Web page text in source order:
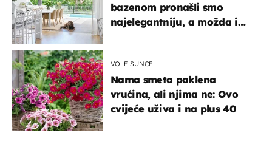
bazenom pronašli smo
najelegantniju, a možda i
VOLE SUNCE
Nama smeta paklena
vrućina, ali njima ne: Ovo
cvijeće uživa i na plus 40